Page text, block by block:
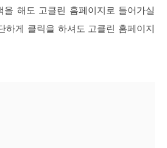
을 해도 고클린 홈페이지로 들어가실
하게 클릭을 하셔도 고클린 홈페이지